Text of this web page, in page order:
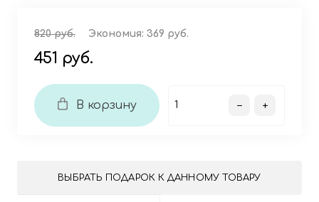
820 руб. Экономия: 369 руб.
451 руб.
В корзину
ВЫБРАТЬ ПОДАРОК К ДАННОМУ ТОВАРУ